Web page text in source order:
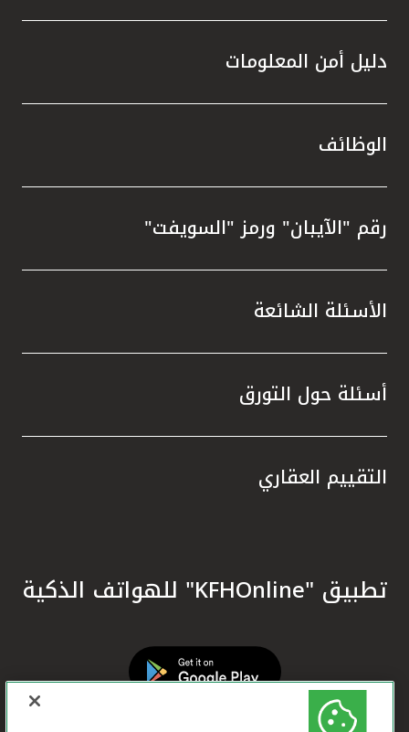
دليل أمن المعلومات
الوظائف
رقم "الآيبان" ورمز "السويفت"
الأسئلة الشائعة
أسئلة حول التورق
التقييم العقاري
تطبيق "KFHOnline" للهواتف الذكية